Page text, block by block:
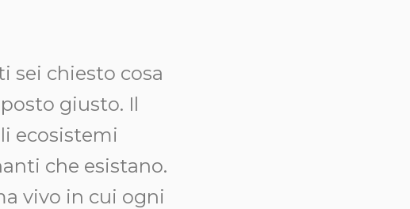
sei chiesto cosa
giusto. Il
ecosistemi
che esistano.
vivo in cui ogni